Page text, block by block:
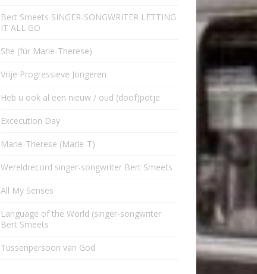
Bert Smeets SINGER-SONGWRITER LETTING
IT ALL GO
She (für Marie-Therese)
Vrije Progressieve Jongeren
Heb u ook al een nieuw / oud (doof)potje
Excecution Day
Marie-Therese (Marie-T)
Wereldrecord singer-songwriter Bert Smeets
All My Senses
Language of the World (singer-songwriter
Bert Smeets
Tussenpersoon van God